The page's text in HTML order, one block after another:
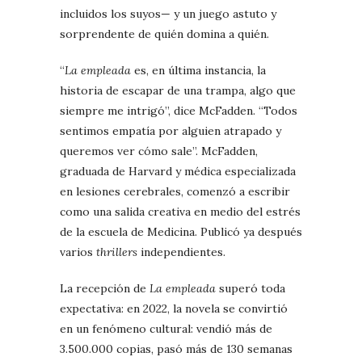
incluidos los suyos— y un juego astuto y
sorprendente de quién domina a quién.
“La empleada es, en última instancia, la
historia de escapar de una trampa, algo que
siempre me intrigó”, dice McFadden. “Todos
sentimos empatía por alguien atrapado y
queremos ver cómo sale”. McFadden,
graduada de Harvard y médica especializada
en lesiones cerebrales, comenzó a escribir
como una salida creativa en medio del estrés
de la escuela de Medicina. Publicó ya después
varios thrillers independientes.
La recepción de La empleada superó toda
expectativa: en 2022, la novela se convirtió
en un fenómeno cultural: vendió más de
3.500.000 copias, pasó más de 130 semanas